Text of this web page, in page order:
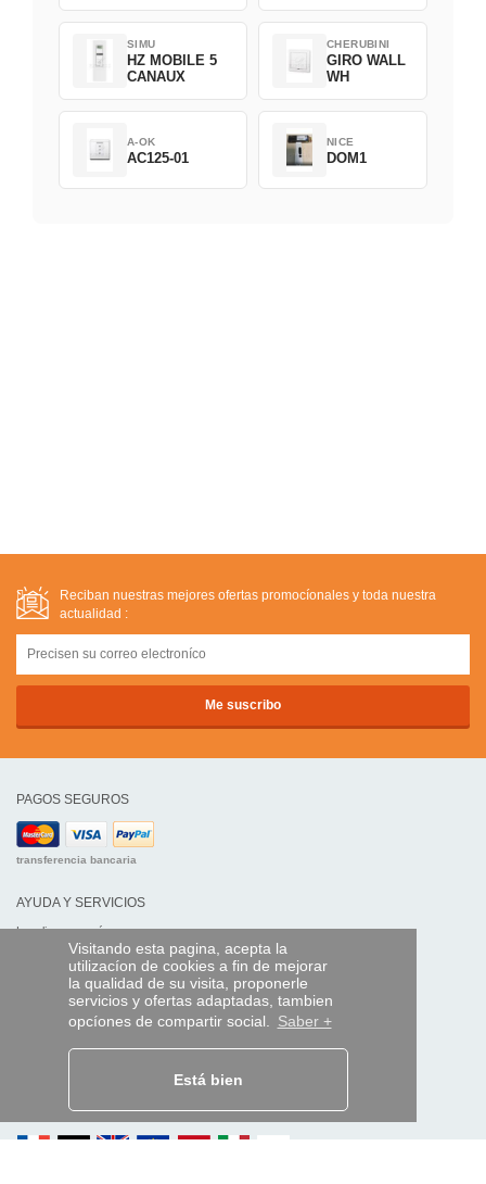
Visitando esta pagina, acepta la
utilizacíon de cookies a fin de mejorar
la qualidad de su visita, proponerle
servicios y ofertas adaptadas, tambien
opcíones de compartir social. Saber +
Está bien
SIMU
HZ MOBILE 5
CANAUX
CHERUBINI
GIRO WALL
WH
A-OK
AC125-01
NICE
DOM1
Reciban nuestras mejores ofertas promocíonales y toda nuestra
actualidad :
PAGOS SEGUROS
transferencia bancaria
AYUDA Y SERVICIOS
Localice su envío
MANDO EXPRESS
¿Quiénes somos?
Información legal
Datos personales
Y EN EL MUNDO: